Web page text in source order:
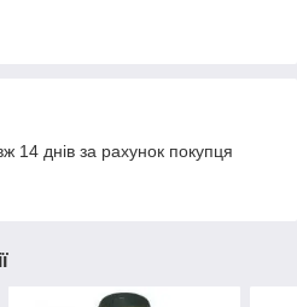
14 днів за рахунок покупця